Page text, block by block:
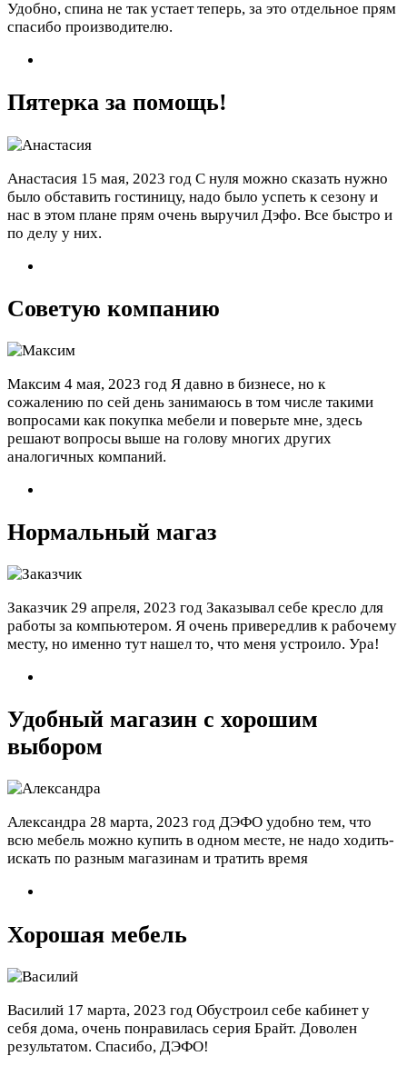
Удобно, спина не так устает теперь, за это отдельное прям
спасибо производителю.
Пятерка за помощь!
Анастасия 15 мая, 2023 год С нуля можно сказать нужно
было обставить гостиницу, надо было успеть к сезону и
нас в этом плане прям очень выручил Дэфо. Все быстро и
по делу у них.
Советую компанию
Максим 4 мая, 2023 год Я давно в бизнесе, но к
сожалению по сей день занимаюсь в том числе такими
вопросами как покупка мебели и поверьте мне, здесь
решают вопросы выше на голову многих других
аналогичных компаний.
Нормальный магаз
Заказчик 29 апреля, 2023 год Заказывал себе кресло для
работы за компьютером. Я очень привередлив к рабочему
месту, но именно тут нашел то, что меня устроило. Ура!
Удобный магазин с хорошим
выбором
Александра 28 марта, 2023 год ДЭФО удобно тем, что
всю мебель можно купить в одном месте, не надо ходить-
искать по разным магазинам и тратить время
Хорошая мебель
Василий 17 марта, 2023 год Обустроил себе кабинет у
себя дома, очень понравилась серия Брайт. Доволен
результатом. Спасибо, ДЭФО!